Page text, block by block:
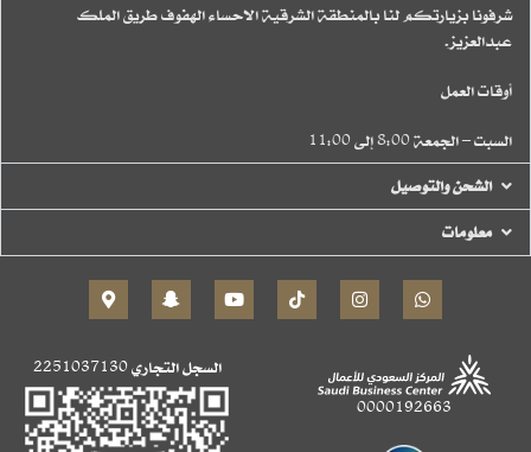
شرفونا بزيارتكم لنا بالمنطقة الشرقية الاحساء الهفوف طريق الملك
عبدالعزيز.
أوقات العمل
السبت – الجمعة 8:00 إلى 11:00
الشحن والتوصيل
معلومات
0000192663
السجل التجاري2251037130